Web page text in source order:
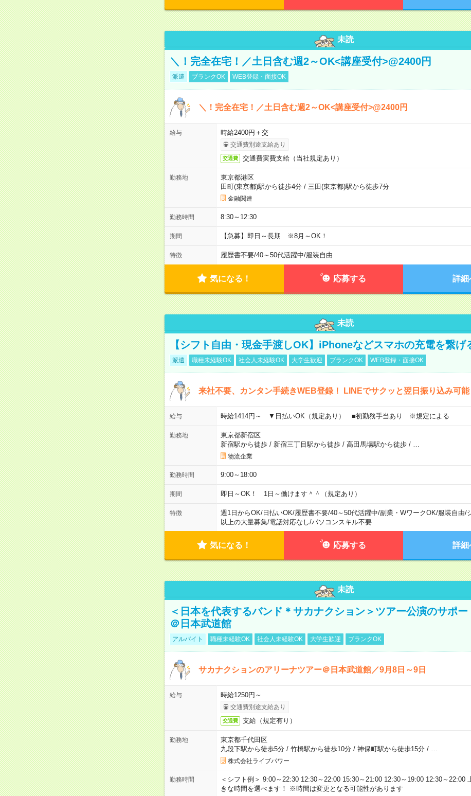
未読
＼！完全在宅！／土日含む週2～OK<講座受付>@2400円
派遣 ブランクOK WEB登録・面接OK
＼！完全在宅！／土日含む週2～OK<講座受付>@2400円
給与 時給2400円＋交
交通費別途支給あり
交通費 交通費実費支給（当社規定あり）
勤務地
東京都港区
田町(東京都)駅から徒歩4分/ 三田(東京都)駅から徒歩7分
金融関連
勤務時間 8:30～12:30
期間 【急募】即日～長期 ※8月～OK！
特徴 履歴書不要/40～50代活躍中/服装自由
気になる！ 応募する 詳細
未読
【シフト自由・現金手渡しOK】iPhoneなどスマホの充電を繋げ
派遣 職種未経験OK 社会人未経験OK 大学生歓迎 ブランクOK WEB登録・面接OK
来社不要、カンタン手続きWEB登録！ LINEでサクッと翌日振り込み可能
給与 時給1414円～ ▼日払いOK（規定あり） ■初勤務手当あり ※規定による
勤務地
東京都新宿区
新宿駅から徒歩/ 新宿三丁目駅から徒歩/ 高田馬場駅から徒歩/
物流企業
勤務時間 9:00～18:00
期間 即日～OK！ 1日～働けます＾＾（規定あり）
特徴 週1日からOK/日払いOK/履歴書不要/40～50代活躍中/副業・WワークOK/服装自由/
以上の大量募集/電話対応なし/パソコンスキル不要
気になる！ 応募する 詳細
未読
＜日本を代表するバンド＊サカナクション＞ツアー公演のサポー
＠日本武道館
アルバイト 職種未経験OK 社会人未経験OK 大学生歓迎 ブランクOK
サカナクションのアリーナツアー＠日本武道館／9月8日～9日
給与 時給1250円～
交通費別途支給あり
交通費 支給（規定有り）
勤務地
東京都千代田区
九段下駅から徒歩5分/ 竹橋駅から徒歩10分/ 神保町駅から徒歩15分/
株式会社ライブパワー
勤務時間
＜シフト例＞ 9:00～22:30 12:30～22:00 15:30～21:00 12:30～19:00 12:30～22:00
きな時間を選べます！ ※時間は変更となる可能性があります